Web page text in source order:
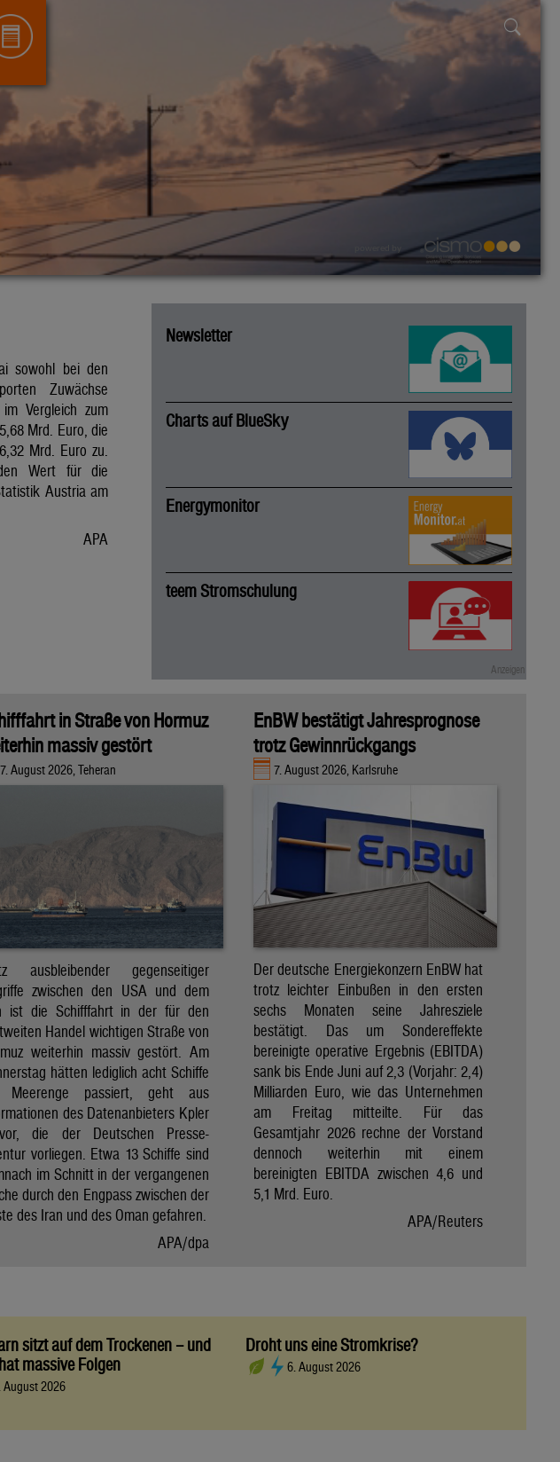
sowohl bei den
Zuwächse
Vergleich zum
Mrd. Euro, die
Mrd. Euro zu.
Wert für die
Austria am
APA
Newsletter
Charts auf BlueSky
Energymonitor
teem Stromschulung
in Straße von Hormuz
massiv gestört
7. August 2026, Teheran
ausbleibender gegenseitiger
zwischen den USA und dem
ist die Schifffahrt in der für den
Handel wichtigen Straße von
weiterhin massiv gestört. Am
hätten lediglich acht Schiffe
Meerenge passiert, geht aus
des Datenanbieters Kpler
die der Deutschen Presse-
vorliegen. Etwa 13 Schiffe sind
im Schnitt in der vergangenen
durch den Engpass zwischen der
des Iran und des Oman gefahren.
APA/dpa
EnBW bestätigt Jahresprognose
trotz Gewinnrückgangs
7. August 2026, Karlsruhe
Der deutsche Energiekonzern EnBW hat
trotz leichter Einbußen in den ersten
sechs Monaten seine Jahresziele
bestätigt. Das um Sondereffekte
bereinigte operative Ergebnis (EBITDA)
sank bis Ende Juni auf 2,3 (Vorjahr: 2,4)
Milliarden Euro, wie das Unternehmen
am Freitag mitteilte. Für das
Gesamtjahr 2026 rechne der Vorstand
dennoch weiterhin mit einem
bereinigten EBITDA zwischen 4,6 und
5,1 Mrd. Euro.
APA/Reuters
sitzt auf dem Trockenen – und
massive Folgen
August 2026
Droht uns eine Stromkrise?
6. August 2026